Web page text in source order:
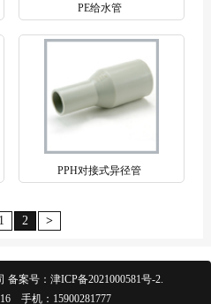
PE给水管
PPH对接式异径管
1 2 >
备案号：津ICP备2021000581号-2.
手机： 15900281777